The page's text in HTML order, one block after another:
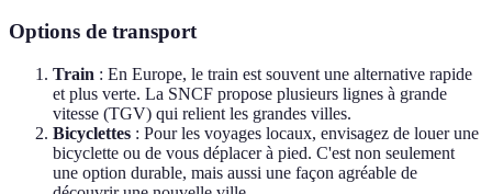
Options de transport
Train : En Europe, le train est souvent une alternative rapide
et plus verte. La SNCF propose plusieurs lignes à grande
vitesse (TGV) qui relient les grandes villes.
Bicyclettes : Pour les voyages locaux, envisagez de louer une
bicyclette ou de vous déplacer à pied. C'est non seulement
une option durable, mais aussi une façon agréable de